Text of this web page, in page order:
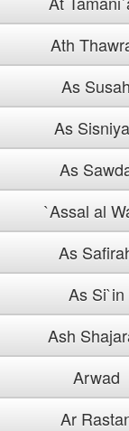
Ath
As Susah
As
As
`Assal al
As
As Si`in
Ash
Arwad
Ar